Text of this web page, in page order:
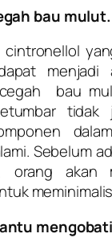
bau mulut.
cintronellol
menjadi
bau
tidak
Sebelum
orang akan